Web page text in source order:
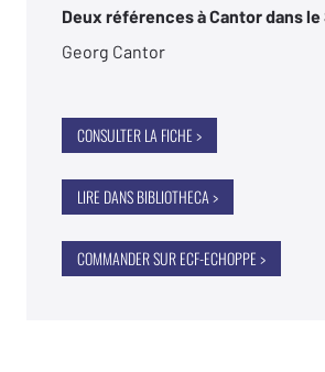
Deux références à Cantor dans le
Georg Cantor
CONSULTER LA FICHE >
LIRE DANS BIBLIOTHECA >
COMMANDER SUR ECF-ECHOPPE >